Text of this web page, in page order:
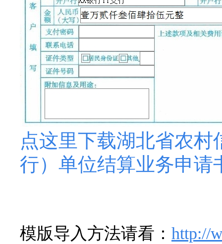
点这里下载湖北省农
行）单位结算业务申请
模版导入方法请看： http://